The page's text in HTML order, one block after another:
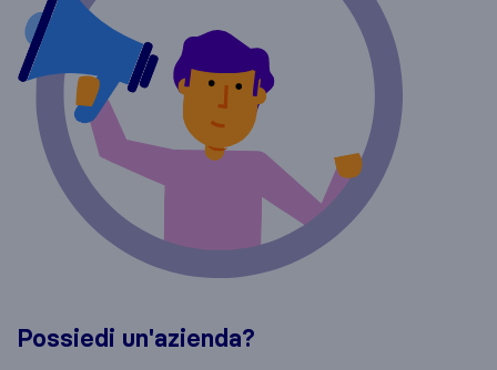
Possiedi un'azienda?